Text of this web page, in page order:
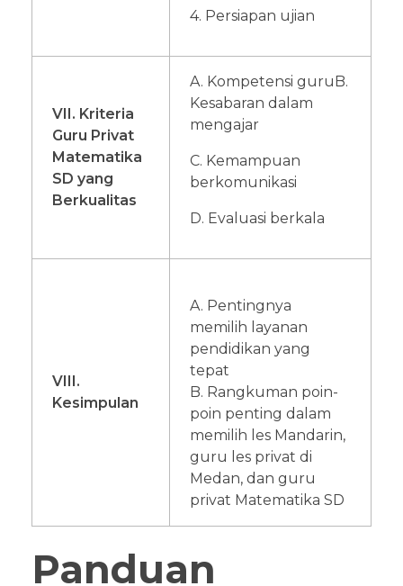
4. Persiapan ujian
VII. Kriteria
Guru Privat
Matematika
SD yang
Berkualitas
A. Kompetensi guruB.
Kesabaran dalam
mengajar
C. Kemampuan
berkomunikasi
D. Evaluasi berkala
VIII.
Kesimpulan
A. Pentingnya
memilih layanan
pendidikan yang
tepat
B. Rangkuman poin-
poin penting dalam
memilih les Mandarin,
guru les privat di
Medan, dan guru
privat Matematika SD
Panduan